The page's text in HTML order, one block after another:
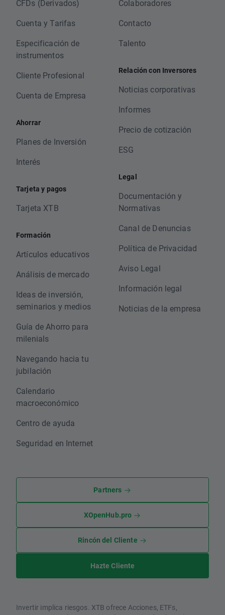
CFDs (Derivados)
Cuenta y Tarifas
Especificación de
instrumentos
Cliente Profesional
Cuenta de Empresa
Ahorrar
Planes de Inversión
Interés
Tarjeta y pagos
Tarjeta XTB
Formación
Artículos educativos
Análisis de mercado
Ideas de inversión,
seminarios y medios
Guía de Ahorro para
milenials
Navegando hacia tu
jubilación
Calendario
macroeconómico
Centro de ayuda
Seguridad en Internet
Colaboradores
Contacto
Talento
Relación con Inversores
Noticias corporativas
Informes
Precio de cotización
ESG
Legal
Documentación y
Normativas
Canal de Denuncias
Política de Privacidad
Aviso Legal
Información legal
Noticias de la empresa
Partners
XOpenHub.pro
Rincón del Cliente
Hazte Cliente
Invertir implica riesgos. XTB ofrece Acciones, ETFs,